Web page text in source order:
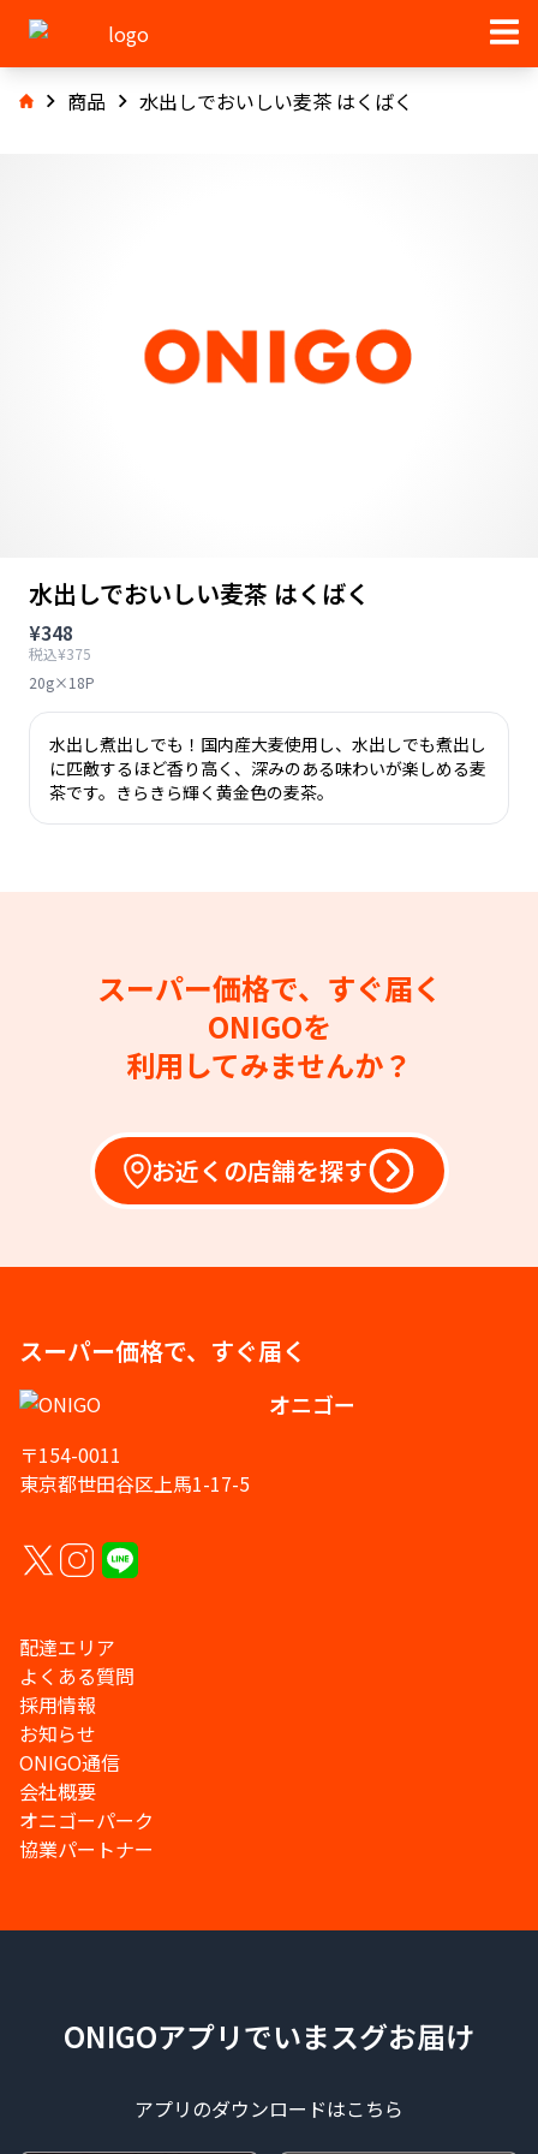
商品 水出しでおいしい麦茶 はくばく
水出しでおいしい麦茶 はくばく
¥348
税込¥375
20g×18P
水出し煮出しでも！国内産大麦使用し、水出しでも煮出し
に匹敵するほど香り高く、深みのある味わいが楽しめる麦
茶です。きらきら輝く黄金色の麦茶。
スーパー価格で、すぐ届く
ONIGOを
利用してみませんか？
お近くの店舗を探す
スーパー価格で、すぐ届く
オニゴー
〒154-0011
東京都世田谷区上馬1-17-5
配達エリア
よくある質問
採用情報
お知らせ
ONIGO通信
会社概要
オニゴーパーク
協業パートナー
ONIGOアプリでいまスグお届け
アプリのダウンロードはこちら